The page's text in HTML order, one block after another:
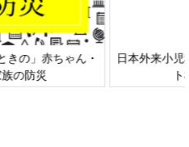
六星占術 細木かおりさんの人生